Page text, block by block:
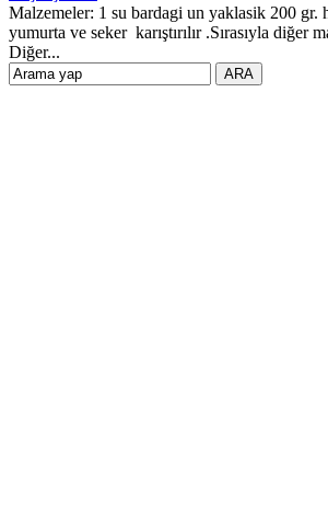
Malzemeler: 1 su bardagi un yaklasik 200 gr.
yumurta ve seker karıştırılır .Sırasıyla
Diğer...